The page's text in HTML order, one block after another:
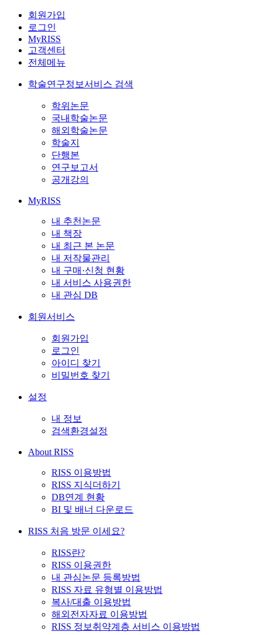
회원가입
로그인
MyRISS
고객센터
전체메뉴
학술연구정보서비스 검색
학위논문
국내학술논문
해외학술논문
학술지
단행본
연구보고서
공개강의
MyRISS
내 추천논문
내 책장
내 최근 본 논문
내 저작물관리
내 구매·신청 현황
내 서비스 사용권한
내 관심 DB
회원서비스
회원가입
로그인
아이디 찾기
비밀번호 찾기
설정
내 정보
검색환경설정
About RISS
RISS 이용방법
RISS 지식더하기
DB연계 현황
BI 및 배너 다운로드
RISS 처음 방문 이세요?
RISS란?
RISS 이용권한
내 관심논문 등록방법
RISS 자료 유형별 이용방법
복사/대출 이용방법
해외전자자료 이용방법
RISS 정보취약계층 서비스 이용방법